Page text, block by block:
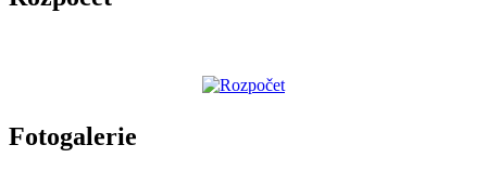
Fotogalerie